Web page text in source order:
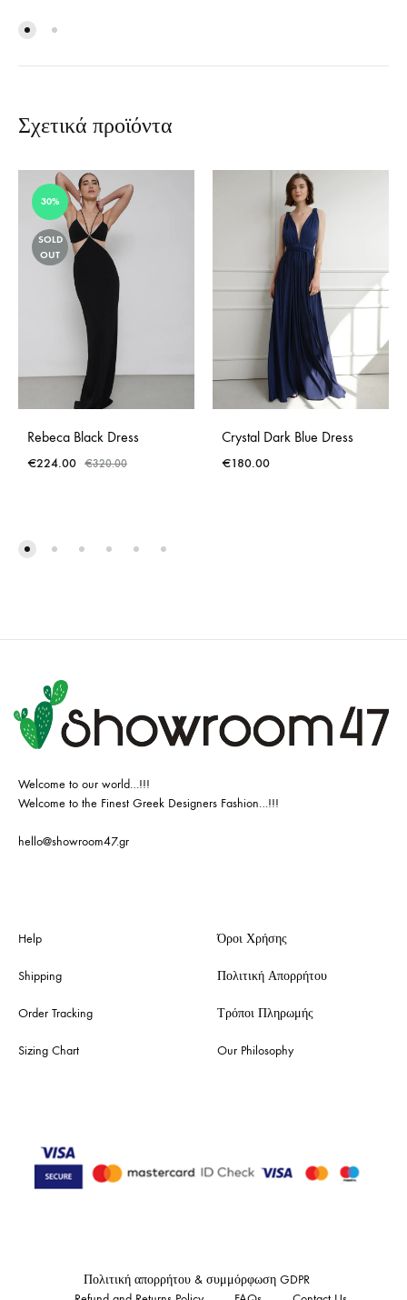
Σχετικά προϊόντα
30%
SOLD
OUT
Rebeca Black Dress
€224.00 €320.00
Crystal Dark Blue Dress
€180.00
Welcome to our world…!!!
Welcome to the Finest Greek Designers Fashion…!!!
hello@showroom47.gr
Help
Shipping
Order Tracking
Sizing Chart
Όροι Χρήσης
Πολιτική Απορρήτου
Τρόποι Πληρωμής
Our Philosophy
Πολιτική απορρήτου & συμμόρφωση GDPR